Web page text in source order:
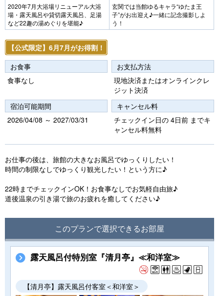
2020年7月大浴場リニューアル大浴
場・露天風呂や貸切露天風呂、足湯
など22趣の湯めぐりを堪能♪
玄関では当館ゆるキャラ“ゆたま王
子”がお出迎え♪一緒に記念撮影しよ
う！
【公式限定】6月7月がお得割！
お食事
食事なし
お支払方法
現地決済またはオンラインクレ
ジット決済
宿泊可能期間
2026/04/08 ～ 2027/03/31
キャンセル料
チェックイン日の 4日前 までキ
ャンセル料無料
お仕事の後は、旅館の大きなお風呂でゆっくりしたい！
時間の制限なしでゆっくり観光したい！という方に♪
22時までチェックインOK！お食事なしでお気軽自由旅♪
道後温泉の引き湯で旅のお疲れを癒してください♪
このプランで選択できるお部屋
露天風呂付特別室『清月亭』≪和洋室≫
【清月亭】露天風呂付客室＜和洋室＞